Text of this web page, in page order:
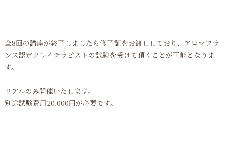
全8回の講座が終了しましたら修了証をお渡ししており、アロマフラ
ンス認定クレイテラピストの試験を受けて頂くことが可能となりま
す。
リアルのみ開催いたします。
別途試験費用20,000円が必要です。